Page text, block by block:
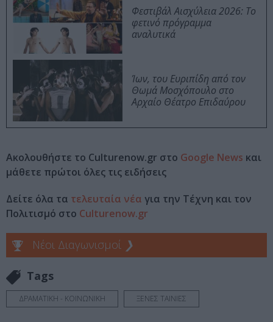
Φεστιβάλ Αισχύλεια 2026: Το
φετινό πρόγραμμα
αναλυτικά
Ίων, του Ευριπίδη από τον
Θωμά Μοσχόπουλο στο
Αρχαίο Θέατρο Επιδαύρου
Ακολουθήστε το Culturenow.gr στο Google News και
μάθετε πρώτοι όλες τις ειδήσεις
Δείτε όλα τα τελευταία νέα για την Τέχνη και τον
Πολιτισμό στο Culturenow.gr
Νέοι Διαγωνισμοί ❯
Tags
ΔΡΑΜΑΤΙΚΗ - ΚΟΙΝΩΝΙΚΗ ΞΕΝΕΣ ΤΑΙΝΙΕΣ